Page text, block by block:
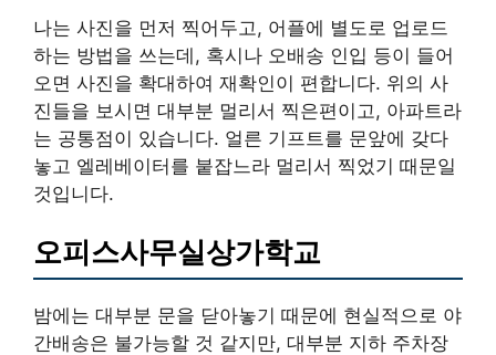
나는 사진을 먼저 찍어두고, 어플에 별도로 업로드
하는 방법을 쓰는데, 혹시나 오배송 인입 등이 들어
오면 사진을 확대하여 재확인이 편합니다. 위의 사
진들을 보시면 대부분 멀리서 찍은편이고, 아파트라
는 공통점이 있습니다. 얼른 기프트를 문앞에 갖다
놓고 엘레베이터를 붙잡느라 멀리서 찍었기 때문일
것입니다.
오피스사무실상가학교
밤에는 대부분 문을 닫아놓기 때문에 현실적으로 야
간배송은 불가능할 것 같지만, 대부분 지하 주차장